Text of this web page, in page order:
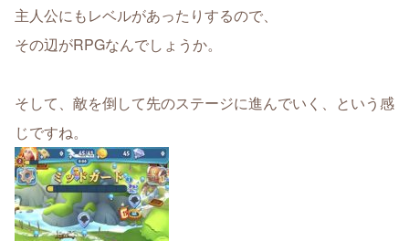
主人公にもレベルがあったりするので、
その辺がRPGなんでしょうか。
そして、敵を倒して先のステージに進んでいく、という感
じですね。